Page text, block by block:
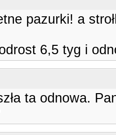
pazurki! a
6,5 tyg i
ta odnowa.